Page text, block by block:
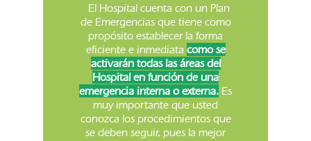
El Hospital cuenta con un Plan
de Emergencias que tiene como
propósito establecer la forma
eficiente e inmediata como se
activarán todas las áreas del
Hospital en función de una
emergencia interna o externa. Es
muy importante que usted
conozca los procedimientos que
se deben seguir, pues la mejor